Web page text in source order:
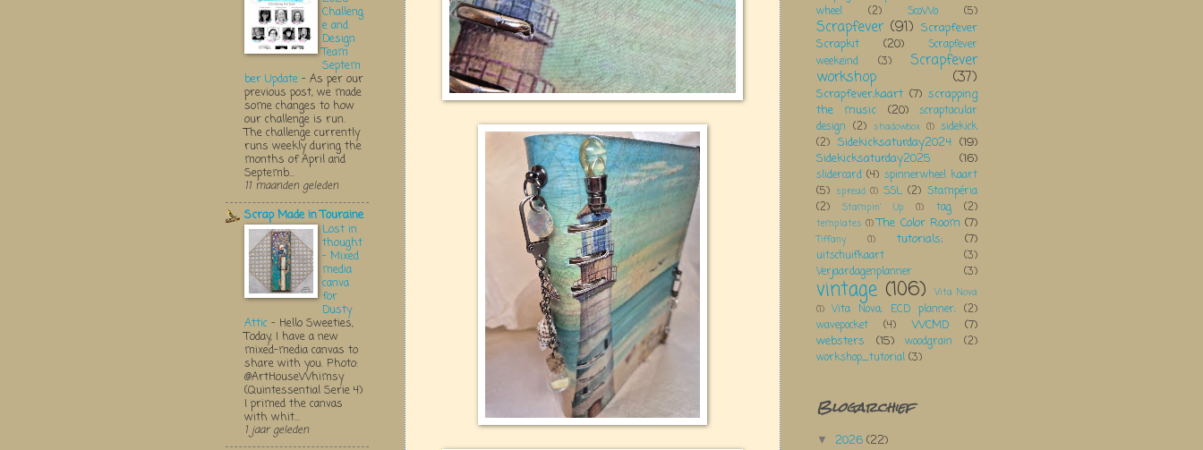
Challeng
e and
Design
Team
Septem
ber Update - As per our
previous post, we made
some changes to how
our challenge is run.
The challenge currently
runs weekly during the
months of April and
Septemb...
11 maanden geleden
Scrap Made in Touraine
Lost in
thought
- Mixed
media
canva
for
Dusty
Attic - Hello Sweeties,
Today, I have a new
mixed-media canvas to
share with you. Photo:
@ArtHouseWhimsy
(Quintessential Serie 4)
I primed the canvas
with whit...
1 jaar geleden
wheel
(2) ScoWo (5)
Scrapfever (91) Scrapfever
Scrapkit
(20)
Scrapfever
weekeind
(3) Scrapfever
workshop (37)
Scrapfever;kaart (7) scrapping
the music
(20)
scraptacular
design (2) shadowbox (1) sidekick
(2) Sidekicksaturday2024 (19)
Sidekicksaturday2025
(16)
slidercard (4) spinnerwheel kaart
(5) spread (1) SSL (2) Stampéria
(2)
Stampin' Up (1) tag (2)
templates (1) The Color Room (7)
Tiffany (1) tutorials; (7)
uitschuifkaart
(3)
Verjaardagenplanner
(3)
vintage (106)
Vita Nova
(1) Vita Nova; ECD planner; (2)
wavepocket
(4) WCMD
(7)
websters
(15) woodgrain
(2)
workshop_tutorial (3)
Blogarchief
▼ 2026 (22)